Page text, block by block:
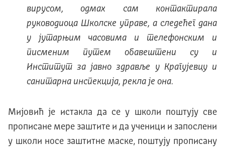
вирусом, одмах сам контактирала
руководиоца Школске управе, а следећег дана
у јутарњим часовима и телефонским и
писменим путем обавештени су и
Институт за јавно здравље у Крагујевцу и
санитарна инспекција, рекла је она.
Мијовић је истакла да се у школи поштују све
прописане мере заштите и да ученици и запослени
у школи носе заштитне маске, поштују прописану